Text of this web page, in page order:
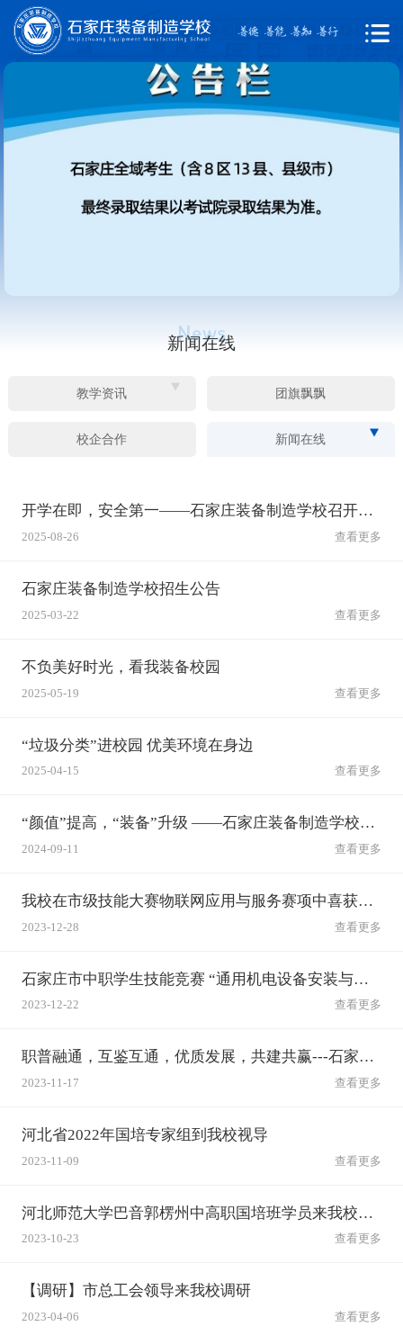
新闻在线
教学资讯 团旗飘飘
校企合作 新闻在线
开学在即，安全第一——石家庄装备制造学校召开秋季开学安全工作会筑牢校园安全防线
2025-08-26 查看更多
石家庄装备制造学校招生公告
2025-03-22 查看更多
不负美好时光，看我装备校园
2025-05-19 查看更多
“垃圾分类”进校园 优美环境在身边
2025-04-15 查看更多
“颜值”提高，“装备”升级 ——石家庄装备制造学校展新颜
2024-09-11 查看更多
我校在市级技能大赛物联网应用与服务赛项中喜获佳绩
2023-12-28 查看更多
石家庄市中职学生技能竞赛 “通用机电设备安装与调试”赛项在石家庄装备制造学校举行
2023-12-22 查看更多
职普融通，互鉴互通，优质发展，共建共赢---石家庄市远航校长培训班十一组来我校交流参观
2023-11-17 查看更多
河北省2022年国培专家组到我校视导
2023-11-09 查看更多
河北师范大学巴音郭楞州中高职国培班学员来我校参观学习
2023-10-23 查看更多
【调研】市总工会领导来我校调研
2023-04-06 查看更多